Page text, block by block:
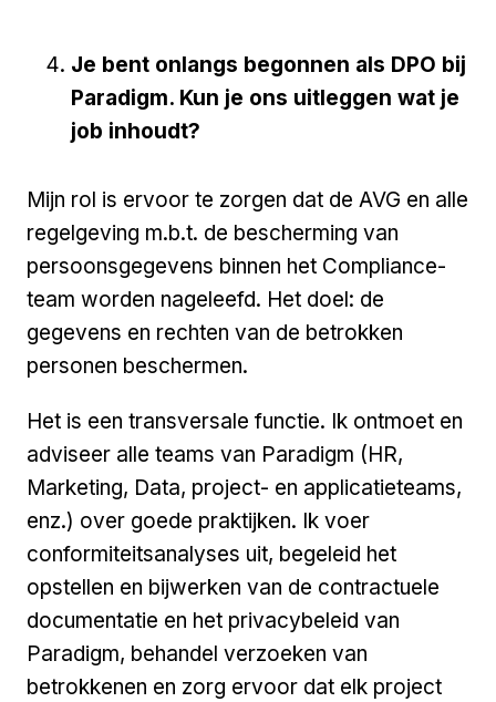
Je bent onlangs begonnen als DPO bij
Paradigm. Kun je ons uitleggen wat je
job inhoudt?
Mijn rol is ervoor te zorgen dat de AVG en alle
regelgeving m.b.t. de bescherming van
persoonsgegevens binnen het Compliance-
team worden nageleefd. Het doel: de
gegevens en rechten van de betrokken
personen beschermen.
Het is een transversale functie. Ik ontmoet en
adviseer alle teams van Paradigm (HR,
Marketing, Data, project- en applicatieteams,
enz.) over goede praktijken. Ik voer
conformiteitsanalyses uit, begeleid het
opstellen en bijwerken van de contractuele
documentatie en het privacybeleid van
Paradigm, behandel verzoeken van
betrokkenen en zorg ervoor dat elk project